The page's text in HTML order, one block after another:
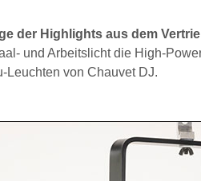
der Highlights aus dem
und Arbeitslicht die High-
Leuchten von Chauvet DJ.